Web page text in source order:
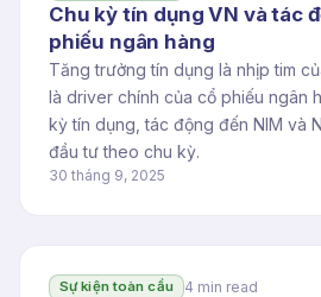
Chu kỳ tín dụng VN và tác
phiếu ngân hàng
Tăng trưởng tín dụng là nhịp tim
là driver chính của cổ phiếu ngân
kỳ tín dụng, tác động đến NIM và
đầu tư theo chu kỳ.
30 tháng 9, 2025
Sự kiện toàn cầu 4 min read